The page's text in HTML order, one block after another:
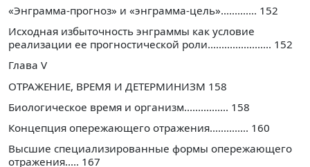
«Энграмма-прогноз» и «энграмма-цель»............. 152
Исходная избыточность энграммы как условие
реализации ее прогностической роли....................... 152
Глава V
ОТРАЖЕНИЕ, ВРЕМЯ И ДЕТЕРМИНИЗМ 158
Биологическое время и организм................ 158
Концепция опережающего отражения.............. 160
Высшие специализированные формы опережающего
отражения..... 167